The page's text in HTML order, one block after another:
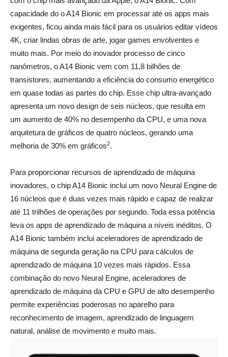
capacidade do o A14 Bionic em processar até os apps mais
exigentes, ficou ainda mais fácil para os usuários editar vídeos
4K, criar lindas obras de arte, jogar games envolventes e
muito mais. Por meio do inovador processo de cinco
nanômetros, o A14 Bionic vem com 11,8 bilhões de
transistores, aumentando a eficiência do consumo energético
em quase todas as partes do chip. Esse chip ultra-avançado
apresenta um novo design de seis núcleos, que resulta em
um aumento de 40% no desempenho da CPU, e uma nova
arquitetura de gráficos de quatro núcleos, gerando uma
melhoria de 30% em gráficos2.
Para proporcionar recursos de aprendizado de máquina
inovadores, o chip A14 Bionic inclui um novo Neural Engine de
16 núcleos que é duas vezes mais rápido e capaz de realizar
até 11 trilhões de operações por segundo. Toda essa potência
leva os apps de aprendizado de máquina a níveis inéditos. O
A14 Bionic também inclui aceleradores de aprendizado de
máquina de segunda geração na CPU para cálculos de
aprendizado de máquina 10 vezes mais rápidos. Essa
combinação do novo Neural Engine, aceleradores de
aprendizado de máquina da CPU e GPU de alto desempenho
permite experiências poderosas no aparelho para
reconhecimento de imagem, aprendizado de linguagem
natural, análise de movimento e muito mais.